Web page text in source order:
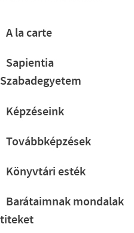
A la carte
Sapientia
Szabadegyetem
Képzéseink
Továbbképzések
Könyvtári esték
Barátaimnak mondalak
titeket